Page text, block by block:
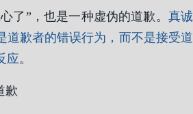
了”，也是一种虚伪的道歉。 真诚
道歉者的错误行为，而不是接受道
应。
歉